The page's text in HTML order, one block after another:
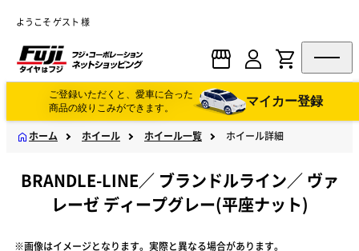
ようこそ ゲスト 様
ご登録いただくと、愛車に合った
商品の絞りこみができます。
マイカー登録
ホーム ホイール ホイール一覧 ホイール詳細
BRANDLE-LINE／ ブランドルライン／ ヴァ
レーゼ ディープグレー(平座ナット)
※画像はイメージとなります。実際と異なる場合があります。